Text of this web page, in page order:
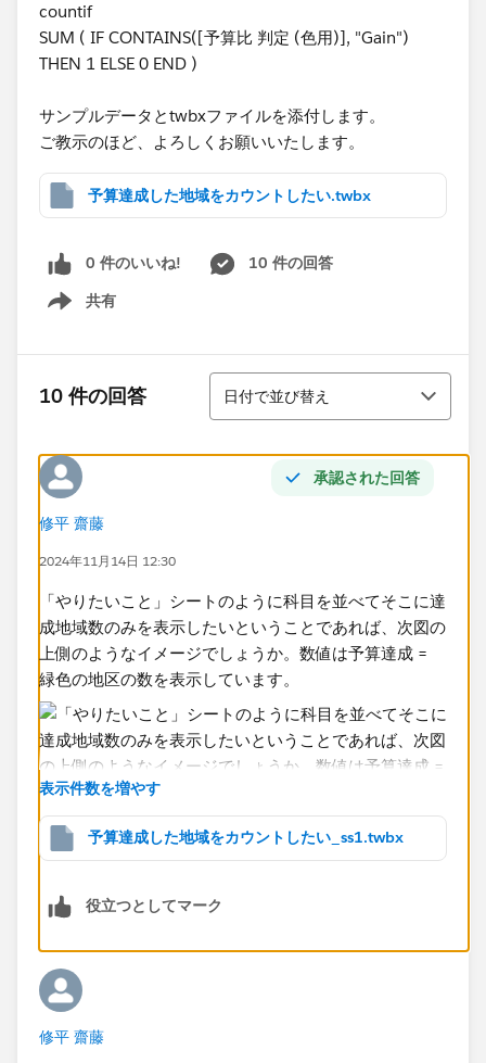
countif
SUM ( IF CONTAINS([予算比 判定 (色用)], "Gain")
THEN 1 ELSE 0 END )
サンプルデータとtwbxファイルを添付します。
ご教示のほど、よろしくお願いいたします。
予算達成した地域をカウントしたい.twbx
0 件のいいね!
10 件の回答
共有
Show menu
10 件の回答
並び替え
日付で並び替え
承認された回答
修平 齋藤
2024年11月14日 12:30
「やりたいこと」シートのように科目を並べてそこに達
成地域数のみを表示したいということであれば、次図の
上側のようなイメージでしょうか。数値は予算達成 =
緑色の地区の数を表示しています。
シート上に地区のディメンションを設置せずに、しかし
予算の達成状況を地区ごとに計算するには
用して実現できる場合があります。
詳細レベル表現 - Tableau
表示件数を増やす
予算達成した地域をカウントしたい_ss1.twbx
役立つとしてマーク
修平 齋藤